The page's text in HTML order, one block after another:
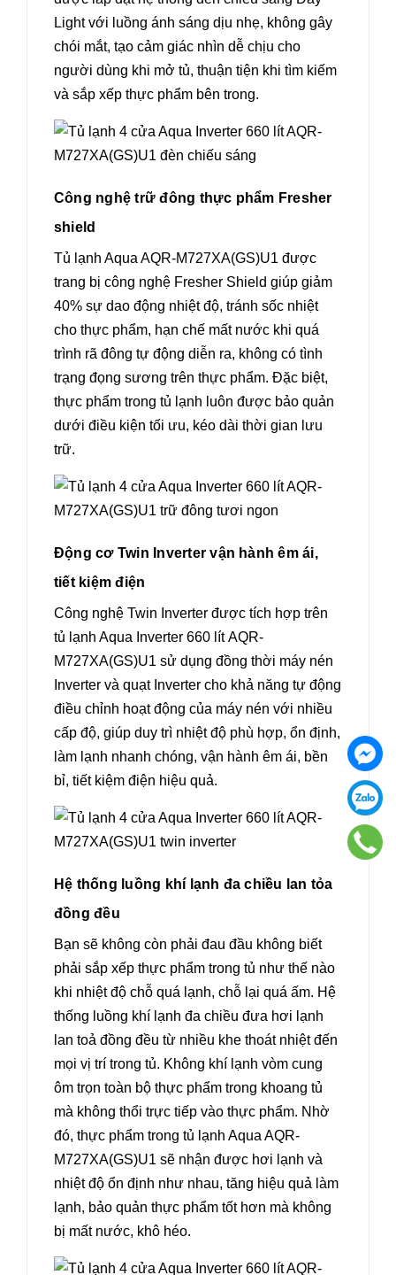
Light với luồng ánh sáng dịu nhẹ, không gây
chói mắt, tạo cảm giác nhìn dễ chịu cho
người dùng khi mở tủ, thuận tiện khi tìm kiếm
và sắp xếp thực phẩm bên trong.
Công nghệ trữ đông thực phẩm Fresher
shield
Tủ lạnh Aqua AQR-M727XA(GS)U1 được
trang bị công nghệ Fresher Shield giúp giảm
40% sự dao động nhiệt độ, tránh sốc nhiệt
cho thực phẩm, hạn chế mất nước khi quá
trình rã đông tự động diễn ra, không có tình
trạng đọng sương trên thực phẩm. Đặc biệt,
thực phẩm trong tủ lạnh luôn được bảo quản
dưới điều kiện tối ưu, kéo dài thời gian lưu
trữ.
Động cơ Twin Inverter vận hành êm ái,
tiết kiệm điện
Công nghệ Twin Inverter được tích hợp trên
tủ lạnh Aqua Inverter 660 lít AQR-
M727XA(GS)U1 sử dụng đồng thời máy nén
Inverter và quạt Inverter cho khả năng tự động
điều chỉnh hoạt động của máy nén với nhiều
cấp độ, giúp duy trì nhiệt độ phù hợp, ổn định,
làm lạnh nhanh chóng, vận hành êm ái, bền
bỉ, tiết kiệm điện hiệu quả.
Hệ thống luồng khí lạnh đa chiều lan tỏa
đồng đều
Bạn sẽ không còn phải đau đầu không biết
phải sắp xếp thực phẩm trong tủ như thế nào
khi nhiệt độ chỗ quá lạnh, chỗ lại quá ấm. Hệ
thống luồng khí lạnh đa chiều đưa hơi lạnh
lan toả đồng đều từ nhiều khe thoát nhiệt đến
mọi vị trí trong tủ. Không khí lạnh vòm cung
ôm trọn toàn bộ thực phẩm trong khoang tủ
mà không thổi trực tiếp vào thực phẩm. Nhờ
đó, thực phẩm trong tủ lạnh Aqua AQR-
M727XA(GS)U1 sẽ nhận được hơi lạnh và
nhiệt độ ổn định như nhau, tăng hiệu quả làm
lạnh, bảo quản thực phẩm tốt hơn mà không
bị mất nước, khô héo.